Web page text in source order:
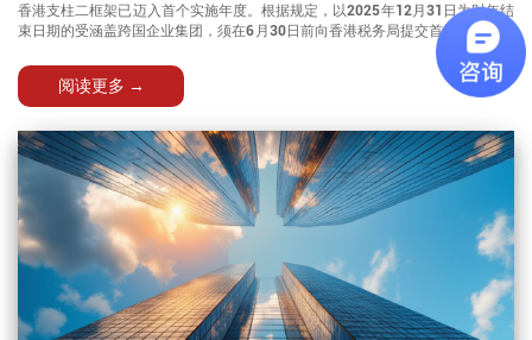
香港支柱二框架已迈入首个实施年度。根据规定，以2025年12月31日为财年结
束日期的受涵盖跨国企业集团，须在6月30日前向香港税务局提交首份补足税通
阅读更多 →